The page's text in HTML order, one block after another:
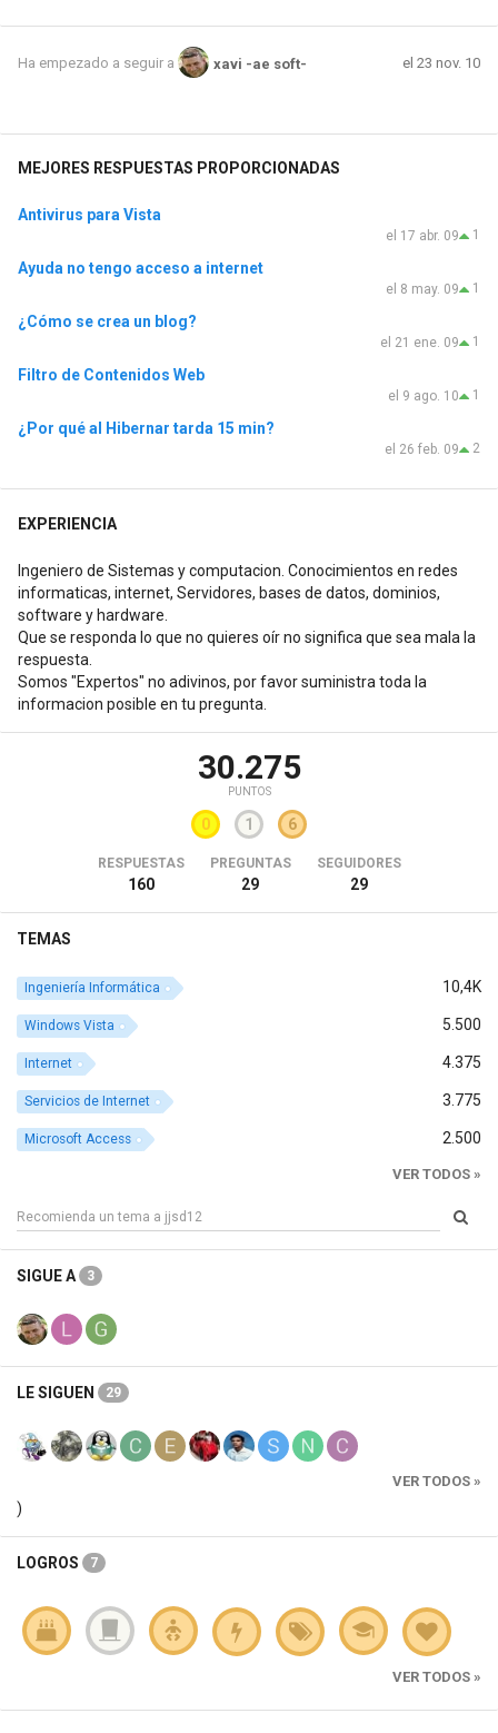
Ha empezado a seguir a xavi -ae soft- el 23 nov. 10
MEJORES RESPUESTAS PROPORCIONADAS
Antivirus para Vista
1
el 17 abr. 09
Ayuda no tengo acceso a internet
1
el 8 may. 09
¿Cómo se crea un blog?
1
el 21 ene. 09
Filtro de Contenidos Web
1
el 9 ago. 10
¿Por qué al Hibernar tarda 15 min?
2
el 26 feb. 09
EXPERIENCIA
Ingeniero de Sistemas y computacion. Conocimientos en redes
informaticas, internet, Servidores, bases de datos, dominios,
software y hardware.
Que se responda lo que no quieres oír no significa que sea mala la
respuesta.
Somos "Expertos" no adivinos, por favor suministra toda la
informacion posible en tu pregunta.
30.275
PUNTOS
0 1 6
RESPUESTAS
160
PREGUNTAS
29
SEGUIDORES
29
TEMAS
10,4K
Ingeniería Informática
5.500
Windows Vista
4.375
Internet
3.775
Servicios de Internet
2.500
Microsoft Access
VER TODOS »
SIGUE A 3
LE SIGUEN 29
VER TODOS »
)
LOGROS 7
VER TODOS »